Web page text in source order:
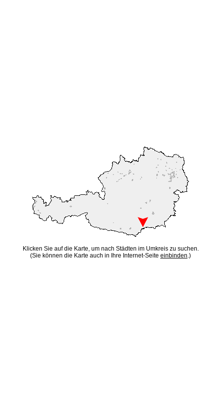
Klicken Sie auf die Karte, um nach Städten im Umkreis zu suchen.
(Sie können die Karte auch in Ihre Internet-Seite einbinden.)